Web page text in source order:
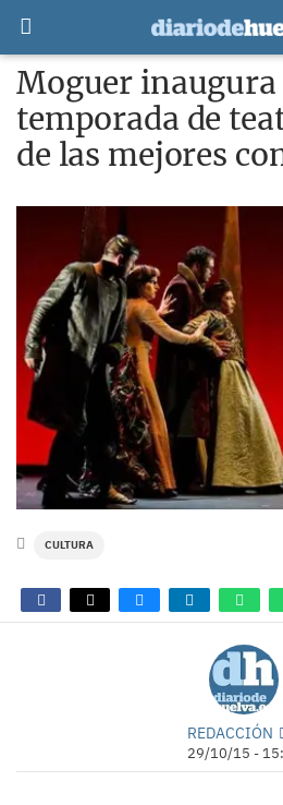
Moguer inaugura
temporada de
de las mejores
CULTURA
REDACCIÓN
29/10/15 -